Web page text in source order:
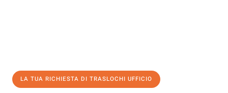
LA TUA RICHIESTA DI TRASLOCHI UFFICIO